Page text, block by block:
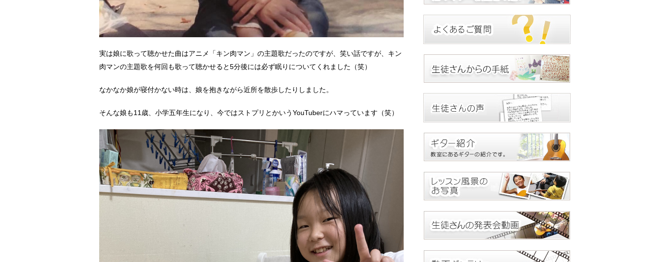
実は娘に歌って聴かせた曲はアニメ「キン肉マン」の主題歌だったのですが、笑い話ですが、キン
肉マンの主題歌を何回も歌って聴かせると5分後には必ず眠りについてくれました（笑）
なかなか娘が寝付かない時は、娘を抱きながら近所を散歩したりしました。
そんな娘も11歳、小学五年生になり、今ではストプリとかいうYouTuberにハマっています（笑）